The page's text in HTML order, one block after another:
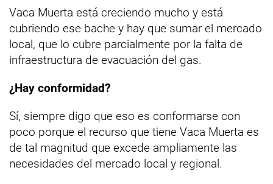
Vaca Muerta está creciendo mucho y está
cubriendo ese bache y hay que sumar el mercado
local, que lo cubre parcialmente por la falta de
infraestructura de evacuación del gas.
¿Hay conformidad?
Sí, siempre digo que eso es conformarse con
poco porque el recurso que tiene Vaca Muerta es
de tal magnitud que excede ampliamente las
necesidades del mercado local y regional.